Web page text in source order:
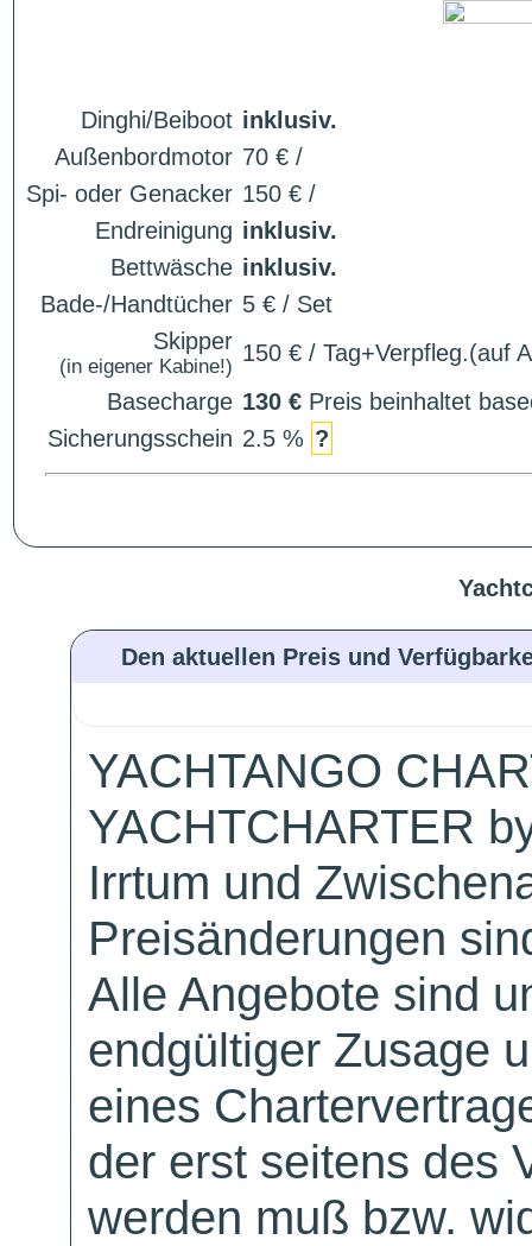
Dinghi/Beiboot inklusiv.
Außenbordmotor 70 € /
Spi- oder Genacker 150 € /
Endreinigung inklusiv.
Bettwäsche inklusiv.
Bade-/Handtücher 5 € / Set
Skipper
(in eigener Kabine!)
150 € / Tag+Verpfleg.(auf
Basecharge 130 € Preis beinhaltet
Sicherungsschein 2.5 % ?
Den aktuellen Preis und
YACHTANGO
YACHTCHARTER
Irrtum und
Preisänderungen
Alle Angebote sind
endgültiger Zusage
eines
der erst seitens des
werden muß bzw.